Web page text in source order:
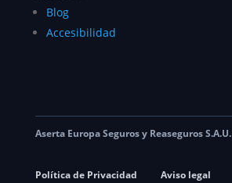
Blog
Accesibilidad
Aserta Europa Seguros y Reaseguros S.A.U.
Política de Privacidad
Aviso legal